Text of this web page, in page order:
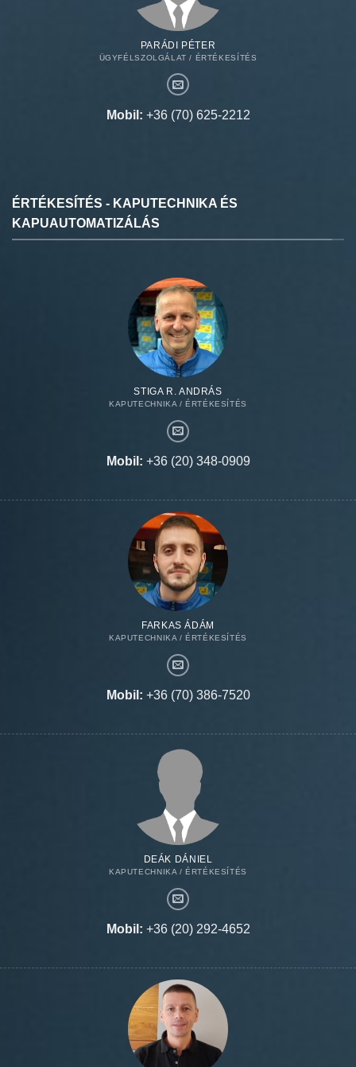
PARÁDI PÉTER
ÜGYFÉLSZOLGÁLAT / ÉRTÉKESÍTÉS
Mobil: +36 (70) 625-2212
ÉRTÉKESÍTÉS - KAPUTECHNIKA ÉS
KAPUAUTOMATIZÁLÁS
STIGA R. ANDRÁS
KAPUTECHNIKA / ÉRTÉKESÍTÉS
Mobil: +36 (20) 348-0909
FARKAS ÁDÁM
KAPUTECHNIKA / ÉRTÉKESÍTÉS
Mobil: +36 (70) 386-7520
DEÁK DÁNIEL
KAPUTECHNIKA / ÉRTÉKESÍTÉS
Mobil: +36 (20) 292-4652